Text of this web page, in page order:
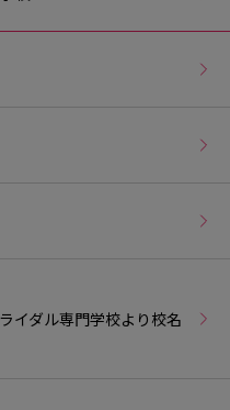
イダル専門学校より校名